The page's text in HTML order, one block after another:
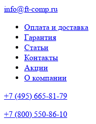
info@ft-comp.ru
Оплата и доставка
Гарантия
Статьи
Контакты
Акции
О компании
+7 (495) 665-81-79
+7 (800) 550-86-10